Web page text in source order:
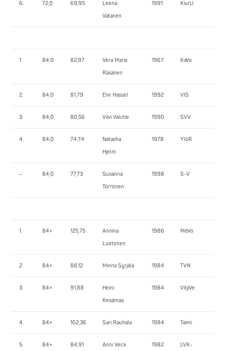
6. 72,0 69,95
Leena
Vatanen
1991 KiurU
1. 84,0 82,97
Vera Maria
Räsänen
1967 KaVo
2. 84,0 81,79 Elin Hassel 1992 VIS
3. 84,0 80,56 Viivi Valutie 1990 SVV
4. 84,0 74,74
Natasha
Hjelm
1978 YlöR
– 84,0 77,73
Susanna
Törrönen
1998 S-V
1. 84+ 125,75
Annina
Luotonen
1986 MeVo
2. 84+ 88,12 Minna Syrjälä 1984 TVN
3. 84+ 91,88
Heini
Kesämaa
1984 VilpVe
4. 84+ 102,36 Sari Rauhala 1984 Taimi
5. 84+ 84,91 Anni Veck 1982
LVK-